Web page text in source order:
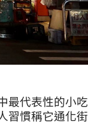
最代表性的小吃
習慣稱它通化街